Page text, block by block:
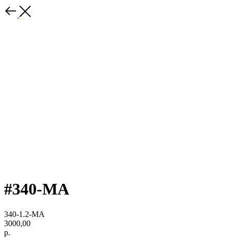
#340-MA
340-1.2-MA
3000,00
р.